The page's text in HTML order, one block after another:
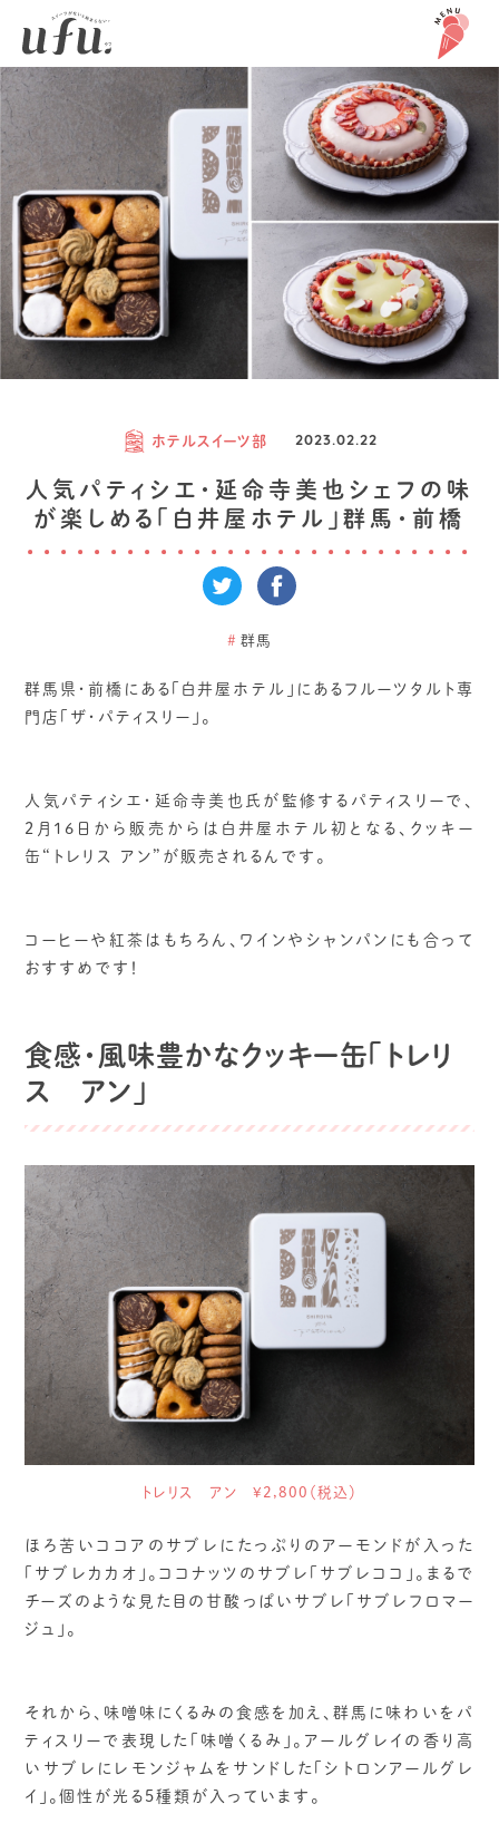
ホテルスイーツ部 2023.02.22
人気パティシエ・延命寺美也シェフの味
が楽しめる「白井屋ホテル」群馬・前橋
# 群馬
群馬県・前橋にある「白井屋ホテル」にあるフルーツタルト専
門店「ザ・パティスリー」。
人気パティシエ・延命寺美也氏が監修するパティスリーで、
2月16日から販売からは白井屋ホテル初となる、クッキー
缶“トレリス アン”が販売されるんです。
コーヒーや紅茶はもちろん、ワインやシャンパンにも合って
おすすめです！
食感・風味豊かなクッキー缶「トレリ
ス アン」
トレリス アン ¥2,800（税込）
ほろ苦いココアのサブレにたっぷりのアーモンドが入った
「サブレカカオ」。ココナッツのサブレ「サブレココ」。まるで
チーズのような見た目の甘酸っぱいサブレ「サブレフロマー
ジュ」。
それから、味噌味にくるみの食感を加え、群馬に味わいをパ
ティスリーで表現した「味噌くるみ」。アールグレイの香り高
いサブレにレモンジャムをサンドした「シトロンアールグレ
イ」。個性が光る5種類が入っています。